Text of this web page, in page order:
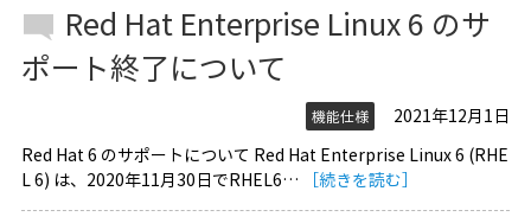
Red Hat Enterprise Linux 6 のサ
ポート終了について
機能仕様
2021年12月1日
Red Hat 6 のサポートについて Red Hat Enterprise Linux 6 (RHE
L 6) は、2020年11月30日でRHEL6…
［続きを読む］